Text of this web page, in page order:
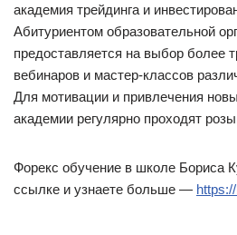
академия трейдинга и
Абитуриентом образовательной
предоставляется на выбор более
вебинаров и мастер-классов
Для мотивации и привлечения
академии регулярно проходят
Форекс обучение в школе Бориса
ссылке и узнаете больше —